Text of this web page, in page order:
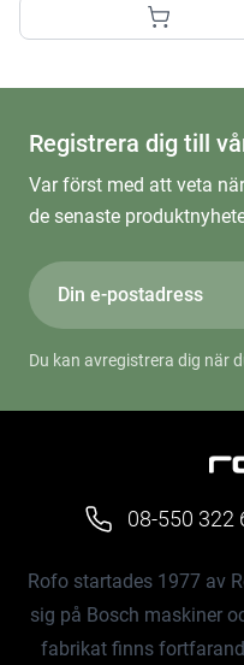
Registrera dig till
Var först med att veta
de senaste
Du kan avregistrera dig när
08-550 322
Rofo startades 1977 av
sig på Bosch maskiner
fabrikat finns